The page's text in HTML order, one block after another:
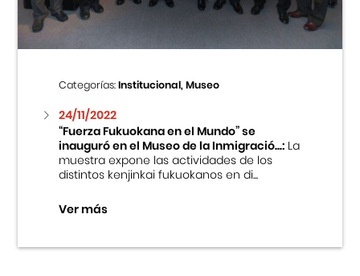
Categorías:Institucional, Museo
24/11/2022
“Fuerza Fukuokana en el Mundo” se
inauguró en el Museo de la Inmigració...:La
muestra expone las actividades de los
distintos kenjinkai fukuokanos en di...
Ver más